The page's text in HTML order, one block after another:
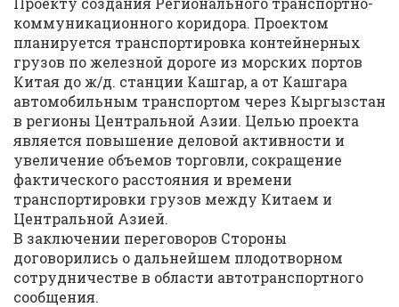
коммуникационного коридора. Проектом
планируется транспортировка контейнерных
грузов по железной дороге из морских портов
Китая до ж/д. станции Кашгар, а от Кашгара
автомобильным транспортом через Кыргызстан
в регионы Центральной Азии. Целью проекта
является повышение деловой активности и
увеличение объемов торговли, сокращение
фактического расстояния и времени
транспортировки грузов между Китаем и
Центральной Азией.
В заключении переговоров Стороны
договорились о дальнейшем плодотворном
сотрудничестве в области автотранспортного
сообщения.